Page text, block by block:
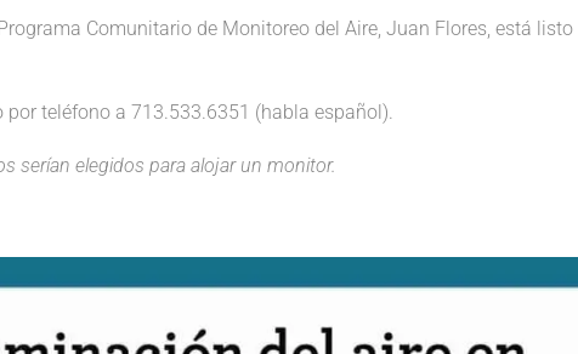
Comunitario de Monitoreo del Aire, Juan Flores, está listo
por teléfono a 713.533.6351 (habla español).
serían elegidos para alojar un monitor.